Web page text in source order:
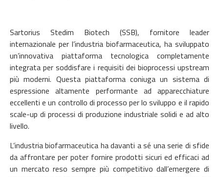
Sartorius Stedim Biotech (SSB), fornitore leader
internazionale per l’industria biofarmaceutica, ha sviluppato
un’innovativa piattaforma tecnologica completamente
integrata per soddisfare i requisiti dei bioprocessi upstream
più moderni. Questa piattaforma coniuga un sistema di
espressione altamente performante ad apparecchiature
eccellenti e un controllo di processo per lo sviluppo e il rapido
scale-up di processi di produzione industriale solidi e ad alto
livello.
L’industria biofarmaceutica ha davanti a sé una serie di sfide
da affrontare per poter fornire prodotti sicuri ed efficaci ad
un mercato reso sempre più competitivo dall’emergere di